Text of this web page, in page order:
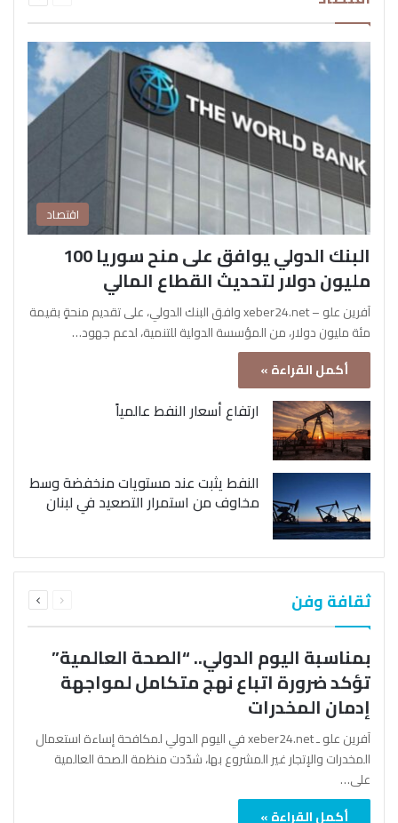
اقتصاد
البنك الدولي يوافق على منح سوريا 100
مليون دولار لتحديث القطاع المالي
آفرين علو – xeber24.net وافق البنك الدولي، على تقديم منحةٍ بقيمة
مئة مليون دولار، من المؤسسة الدولية للتنمية، لدعم جهود…
أكمل القراءة »
ارتفاع أسعار النفط عالمياً
النفط يثبت عند مستويات منخفضة وسط
مخاوف من استمرار التصعيد في لبنان
ثقافة وفن الصفحةالصفحة
بمناسبة اليوم الدولي.. “الصحة العالمية”
تؤكد ضرورة اتباع نهج متكامل لمواجهة
إدمان المخدرات
آفرين علو ـ xeber24.net في اليوم الدولي لمكافحة إساءة استعمال
المخدرات والإتجار غير المشروع بها، شدّدت منظمة الصحة العالمية
على…
أكمل القراءة »